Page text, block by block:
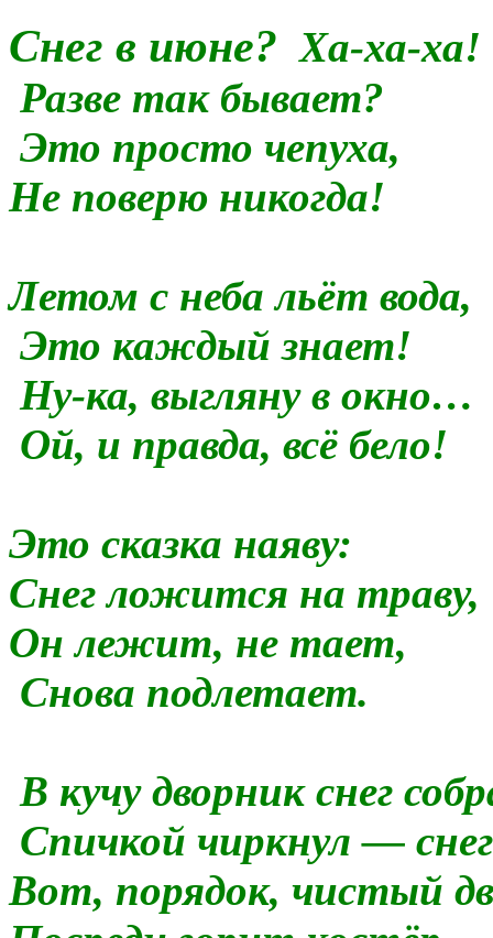
Снег в июне? Ха-ха-ха!
Разве так бывает?
Это просто чепуха,
Не поверю никогда!
Летом с неба льёт вода,
Это каждый знает!
Ну-ка, выгляну в окно…
Ой, и правда, всё бело!
Это сказка наяву:
Снег ложится на траву,
Он лежит, не тает,
Снова подлетает.
В кучу дворник снег
Спичкой чиркнул —
Вот, порядок, чистый